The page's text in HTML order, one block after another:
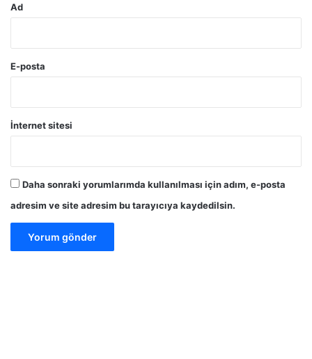
Ad
E-posta
İnternet sitesi
Daha sonraki yorumlarımda kullanılması için adım, e-posta
adresim ve site adresim bu tarayıcıya kaydedilsin.